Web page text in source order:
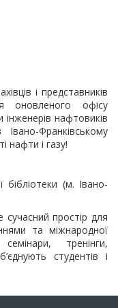
і представників
оновленого офісу
інженерів нафтовиків
Франківському
нафти і газу!
(м. Івано-
простір для
та міжнародної
тренінги,
студентів і